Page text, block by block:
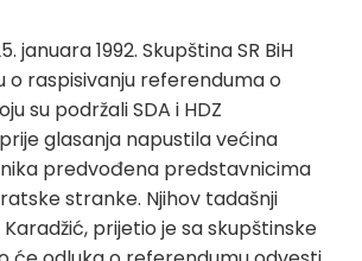
januara 1992. Skupština SR BiH
o raspisivanju referenduma o
su podržali SDA i HDZ
prije glasanja napustila većina
predvođena predstavnicima
stranke. Njihov tadašnji
prijetio je sa skupštinske